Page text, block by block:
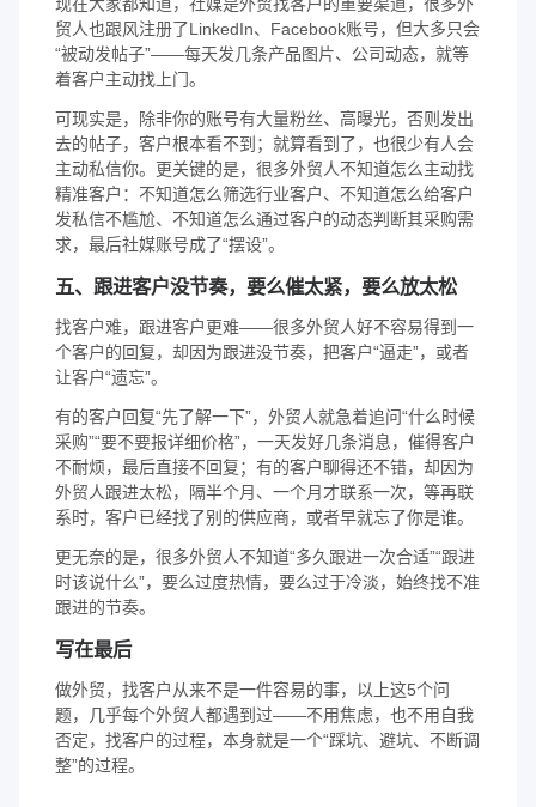
贸人也跟风注册了LinkedIn、Facebook账号，但大多只会
“被动发帖子”——每天发几条产品图片、公司动态，就等
着客户主动找上门。
可现实是，除非你的账号有大量粉丝、高曝光，否则发出
去的帖子，客户根本看不到；就算看到了，也很少有人会
主动私信你。更关键的是，很多外贸人不知道怎么主动找
精准客户：不知道怎么筛选行业客户、不知道怎么给客户
发私信不尴尬、不知道怎么通过客户的动态判断其采购需
求，最后社媒账号成了“摆设”。
五、跟进客户没节奏，要么催太紧，要么放太松
找客户难，跟进客户更难——很多外贸人好不容易得到一
个客户的回复，却因为跟进没节奏，把客户“逼走”，或者
让客户“遗忘”。
有的客户回复“先了解一下”，外贸人就急着追问“什么时候
采购”“要不要报详细价格”，一天发好几条消息，催得客户
不耐烦，最后直接不回复；有的客户聊得还不错，却因为
外贸人跟进太松，隔半个月、一个月才联系一次，等再联
系时，客户已经找了别的供应商，或者早就忘了你是谁。
更无奈的是，很多外贸人不知道“多久跟进一次合适”“跟进
时该说什么”，要么过度热情，要么过于冷淡，始终找不准
跟进的节奏。
写在最后
做外贸，找客户从来不是一件容易的事，以上这5个问
题，几乎每个外贸人都遇到过——不用焦虑，也不用自我
否定，找客户的过程，本身就是一个“踩坑、避坑、不断调
整”的过程。